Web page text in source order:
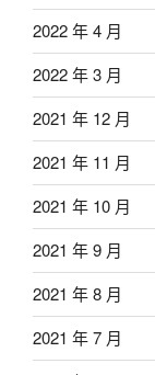
2022 年 4 月
2022 年 3 月
2021 年 12 月
2021 年 11 月
2021 年 10 月
2021 年 9 月
2021 年 8 月
2021 年 7 月